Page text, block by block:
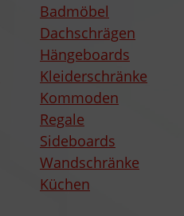
Badmöbel
Dachschrägen
Hängeboards
Kleiderschränke
Kommoden
Regale
Sideboards
Wandschränke
Küchen